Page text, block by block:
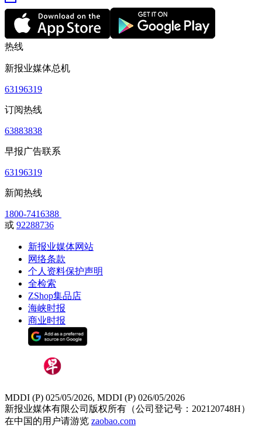
热线
新报业媒体总机
63196319
订阅热线
63883838
早报广告联系
63196319
新闻热线
1800-7416388
或 92288736
新报业媒体网站
网络条款
个人资料保护声明
全检索
ZShop集品店
海峡时报
商业时报
MDDI (P) 025/05/2026, MDDI (P) 026/05/2026
新报业媒体有限公司版权所有（公司登记号：202120748H）
在中国的用户请游览 zaobao.com